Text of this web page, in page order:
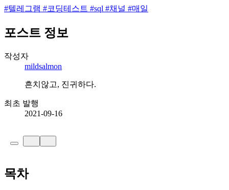
#텔레그램 #코딩테스트 #sql #채널 #매일
포스트 정보
작성자
mildsalmon
흔치않고, 진귀하다.
최초 발행
2021-09-16
목차